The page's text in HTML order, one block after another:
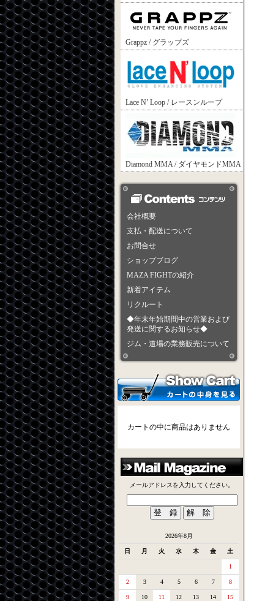
Grappz / グラップズ
Lace N’ Loop / レースンループ
Diamond MMA / ダイヤモンドMMA
会社概要
支払・配送について
お問合せ
ショップブログ
MAZA FIGHTの紹介
新着アイテム
リクルート
◆年末年始期間中の営業および
発送に関するお知らせ◆
ジム・道場の業務販売について
カートの中に商品はありません
メールアドレスを入力してください。
2026年8月
日 月 火 水 木 金 土
1
2 3 4 5 6 7 8
9 10 11 12 13 14 15